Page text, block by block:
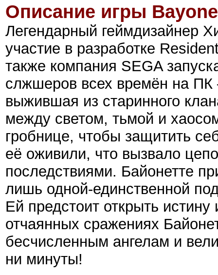
Описание игры
Легендарный геймдизайнер
участие в разработке
также компания SEGA
слжшеров всех времён на
выжившая из старинного
между светом, тьмой и
гробнице, чтобы защитить
её оживили, что вызвало
последствиями. Байонетте
лишь одной-единственной
Ей предстоит открыть
отчаянных сражениях
бесчисленным ангелам и
ни минуты!